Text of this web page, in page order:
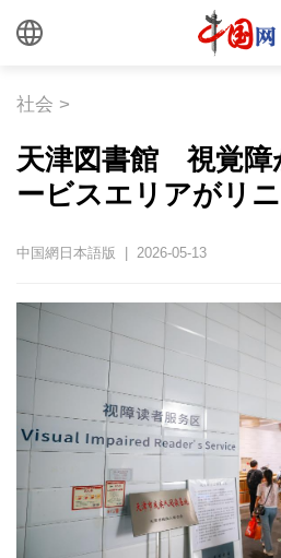
社会 >
天津図書館 視覚障
ービスエリアがリ
中国網日本語版 | 2026-05-13